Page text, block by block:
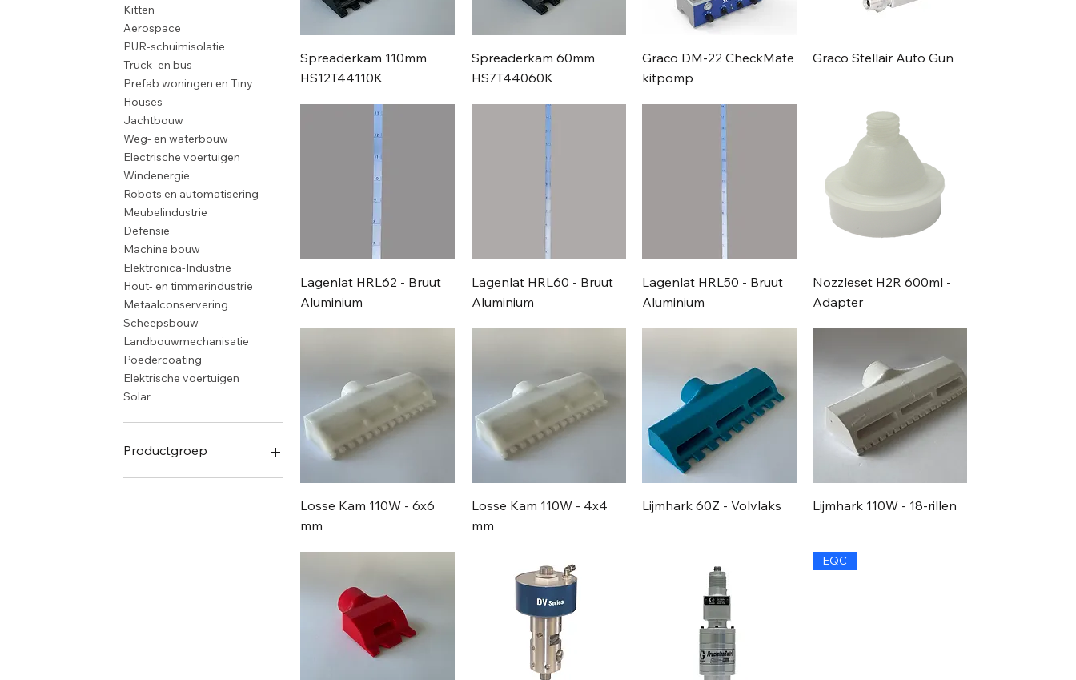
Kitten
Aerospace
PUR-schuimisolatie
Truck- en bus
Prefab woningen en Tiny
Houses
Jachtbouw
Weg- en waterbouw
Electrische voertuigen
Windenergie
Robots en automatisering
Meubelindustrie
Defensie
Machine bouw
Elektronica-Industrie
Hout- en timmerindustrie
Metaalconservering
Scheepsbouw
Landbouwmechanisatie
Poedercoating
Elektrische voertuigen
Solar
Productgroep
Nozzles
Spreaderkam 110mm
HS12T44110K
Spreaderkam 60mm
HS7T44060K
Graco DM-22 CheckMate
kitpomp
Graco Stellair Auto Gun
Lagenlat HRL62 - Bruut
Aluminium
Lagenlat HRL60 - Bruut
Aluminium
Lagenlat HRL50 - Bruut
Aluminium
Nozzleset H2R 600ml -
Adapter
Losse Kam 110W - 6x6
mm
Losse Kam 110W - 4x4
mm
Lijmhark 60Z - Volvlaks Lijmhark 110W - 18-rillen
EQC